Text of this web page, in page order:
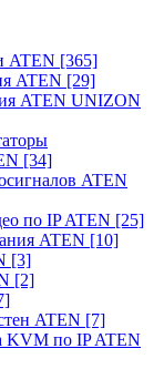
ATEN [365]
ATEN [29]
ATEN UNIZON
[34]
ATEN
по IP ATEN [25]
ATEN [10]
[3]
[2]
ATEN [7]
KVM по IP ATEN